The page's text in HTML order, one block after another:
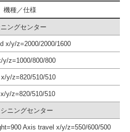
機種 仕様
ングセンター
x/y/z=2000/2000/1600
y/z=1000/800/800
y/z=820/510/510
y/z=820/510/510
ニングセンター
Axis travel x/y/z=550/600/500